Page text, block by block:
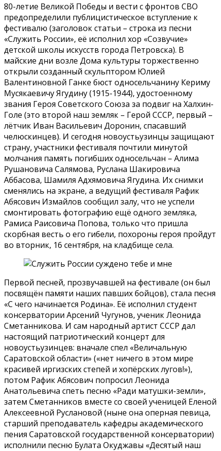
80-летие Великой Победы и вести с фронтов СВО
предопределили публицистическое вступление к
фестивалю (заголовок статьи – строка из песни
«Служить России», её исполнил хор «Созвучие»
детской школы искусств города Петровска). В
майские дни возле Дома культуры торжественно
открыли созданный скульптором Юлией
Валентиновной Ганке бюст односельчанину Кериму
Мусякаевичу Ягудину (1915-1944), удостоенному
звания Героя Советского Союза за подвиг на Халхин-
Голе (это второй наш земляк – Герой СССР, первый –
лётчик Иван Васильевич Доронин, спасавший
челюскинцев). И сегодня новоустьузинцы защищают
страну, участники фестиваля почтили минутой
молчания память погибших односельчан – Алима
Рушановича Салямова, Руслана Шакировича
Аббасова, Шамиля Адхямовича Ягудина. Их снимки
сменялись на экране, а ведущий фестиваля Рафик
Абясович Измайлов сообщил залу, что не успели
смонтировать фотографию ещё одного земляка,
Рамиса Раисовича Попова, только что пришла
скорбная весть о его гибели, похороны героя пройдут
во вторник, 16 сентября, на кладбище села.
Первой песней, прозвучавшей на фестивале (он был
посвящён памяти наших павших бойцов), стала песня
«С чего начинается Родина». Её исполнил студент
консерватории Арсений Чугунов, ученик Леонида
Сметанникова. И сам народный артист СССР дал
настоящий патриотический концерт для
новоустьузинцев: вначале спел «Величальную
Саратовской области» («нет ничего в этом мире
красивей иргизских степей и хопёрских лугов!»),
потом Рафик Абясович попросил Леонида
Анатольевича спеть песню «Ради матушки-земли»,
затем Сметанников вместе со своей ученицей Еленой
Алексеевной Руслановой (ныне она оперная певица,
старший преподаватель кафедры академического
пения Саратовской государственной консерватории)
исполнили песню Булата Окуджавы «Десятый наш